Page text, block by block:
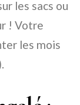
les sacs ou
! Votre
les mois